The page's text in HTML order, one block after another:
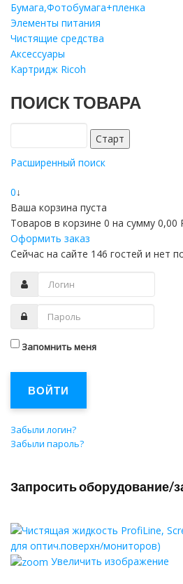
Бумага,Фотобумага+пленка
Элементы питания
Чистящие средства
Аксессуары
Картридж Ricoh
ПОИСК ТОВАРА
Расширенный поиск
0↓
Ваша корзина пуста
Товаров в корзине 0 на сумму 0,00
Оформить заказ
Сейчас на сайте 146 гостей и нет
Запомнить меня
ВОЙТИ
Забыли логин?
Забыли пароль?
Запросить оборудование/
Увеличить изображение